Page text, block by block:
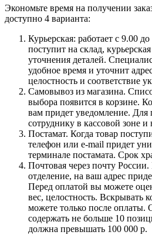
Экономьте время на получении
доступно 4 варианта:
Курьерская: работает с 9.00
поступит на склад,
уточнения деталей.
удобное время и уточнит
целостность и соответствие
Самовывоз из магазина.
выбора появится в корзине.
вам придет уведомление.
сотруднику в кассовой зоне и
Постамат. Когда товар
телефон или e-mail придет
терминале постамата. Срок
Почтовая через почту
отделение, на ваш адрес
Перед оплатой вы можете
вес, целостность. Вскрывать
можете только после оплаты.
содержать не больше 10
должна превышать 100 000 р.